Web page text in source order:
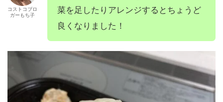
コストコブロ
ガーもち子
菜を足したりアレンジするとちょうど
良くなりました！